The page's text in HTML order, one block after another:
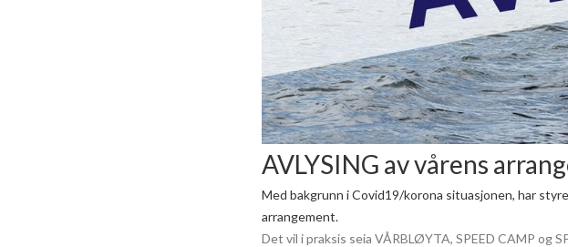
AVLYSING av vårens
Med bakgrunn i Covid19/korona situasjonen, har
arrangement.
Det vil i praksis seia VÅRBLØYTA, SPEED CAMP og